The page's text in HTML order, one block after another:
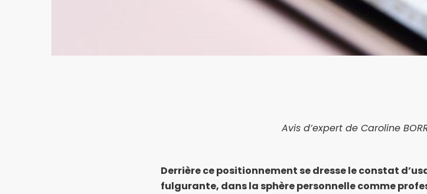
Avis d’expert de Caroline
Derrière ce positionnement se dresse le constat
fulgurante, dans la sphère personnelle comme